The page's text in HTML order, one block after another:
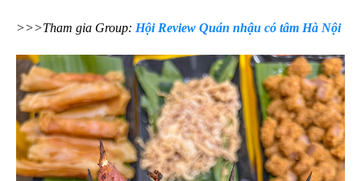
>>>Tham gia Group: Hội Review Quán nhậu có tâm Hà Nội